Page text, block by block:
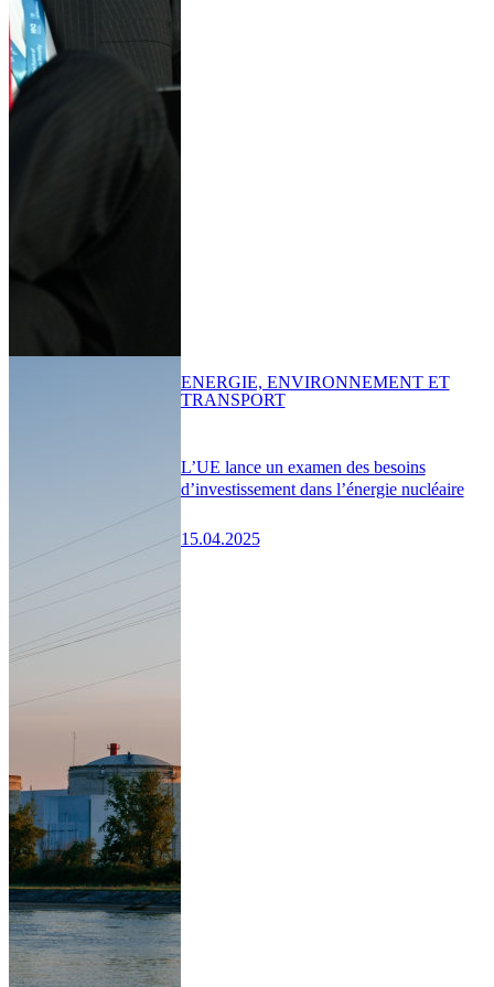
L’UE lance un examen des besoins
d’investissement dans l’énergie nucléaire
15.04.2025
ENERGIE, ENVIRONNEMENT ET
TRANSPORT